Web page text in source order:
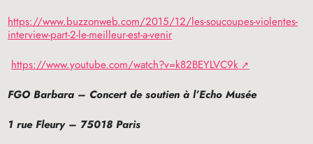
https://www.buzzonweb.com/2015/12/les-soucoupes-violentes-
interview-part-2-le-meilleur-est-a-venir
https://www.youtube.com/watch?v=k82BEYLVC9k
FGO Barbara – Concert de soutien à l’Echo Musée
1 rue Fleury – 75018 Paris